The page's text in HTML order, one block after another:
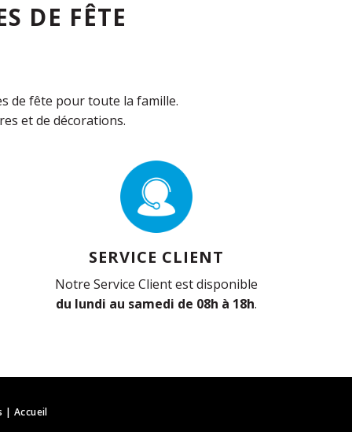
DE FÊTE
de fête pour toute la famille.
et de décorations.
SERVICE CLIENT
Notre Service Client est disponible
du lundi au samedi de 08h à 18h.
|Accueil